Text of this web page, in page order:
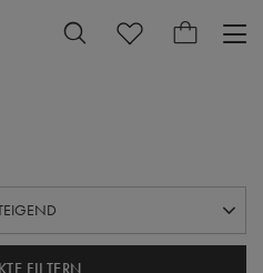
FILTERN